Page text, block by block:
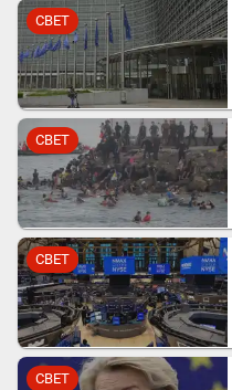
СВЕТ
СВЕТ
СВЕТ
СВЕТ